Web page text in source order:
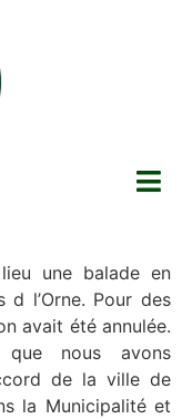
une balade en
d l’Orne. Pour des
avait été annulée.
nous avons
de la ville de
la Municipalité et